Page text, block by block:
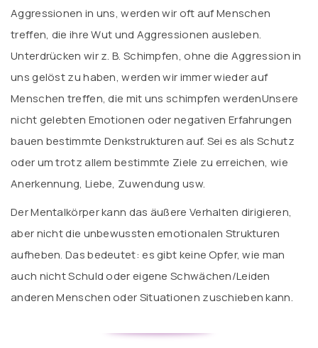
Aggressionen in uns, werden wir oft auf Menschen
treffen, die ihre Wut und Aggressionen ausleben.
Unterdrücken wir z. B. Schimpfen, ohne die Aggression in
uns gelöst zu haben, werden wir immer wieder auf
Menschen treffen, die mit uns schimpfen werdenUnsere
nicht gelebten Emotionen oder negativen Erfahrungen
bauen bestimmte Denkstrukturen auf. Sei es als Schutz
oder um trotz allem bestimmte Ziele zu erreichen, wie
Anerkennung, Liebe, Zuwendung usw.
Der Mentalkörper kann das äußere Verhalten dirigieren,
aber nicht die unbewussten emotionalen Strukturen
aufheben. Das bedeutet: es gibt keine Opfer, wie man
auch nicht Schuld oder eigene Schwächen/Leiden
anderen Menschen oder Situationen zuschieben kann.